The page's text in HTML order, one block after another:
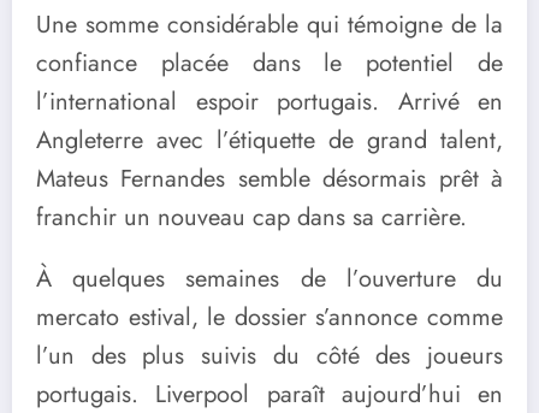
Une somme considérable qui témoigne de la
confiance placée dans le potentiel de
l’international espoir portugais. Arrivé en
Angleterre avec l’étiquette de grand talent,
Mateus Fernandes semble désormais prêt à
franchir un nouveau cap dans sa carrière.
À quelques semaines de l’ouverture du
mercato estival, le dossier s’annonce comme
l’un des plus suivis du côté des joueurs
portugais. Liverpool paraît aujourd’hui en